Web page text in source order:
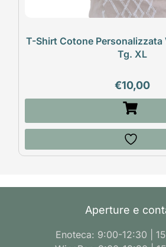
T-Shirt Cotone
Tg. XL
€10,00
Aperture e
Enoteca: 9:00-12:30 |